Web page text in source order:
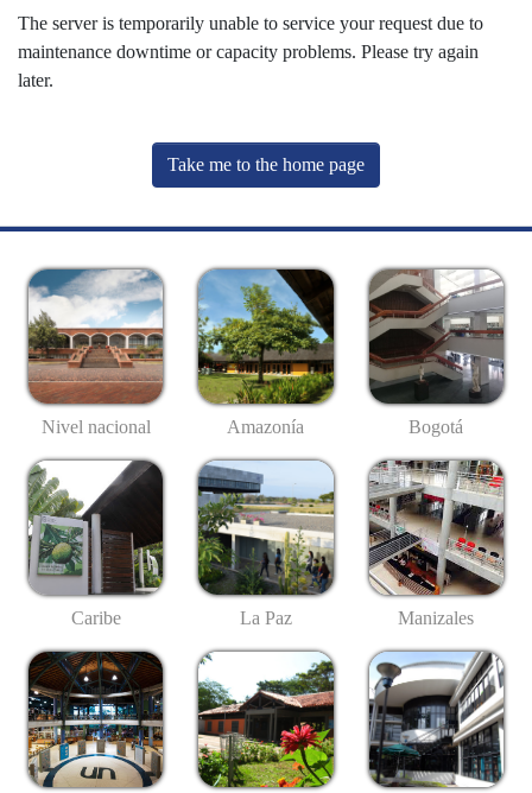
The server is temporarily unable to service your request due to
maintenance downtime or capacity problems. Please try again
later.
Take me to the home page
Nivel nacional Amazonía Bogotá
Caribe La Paz Manizales